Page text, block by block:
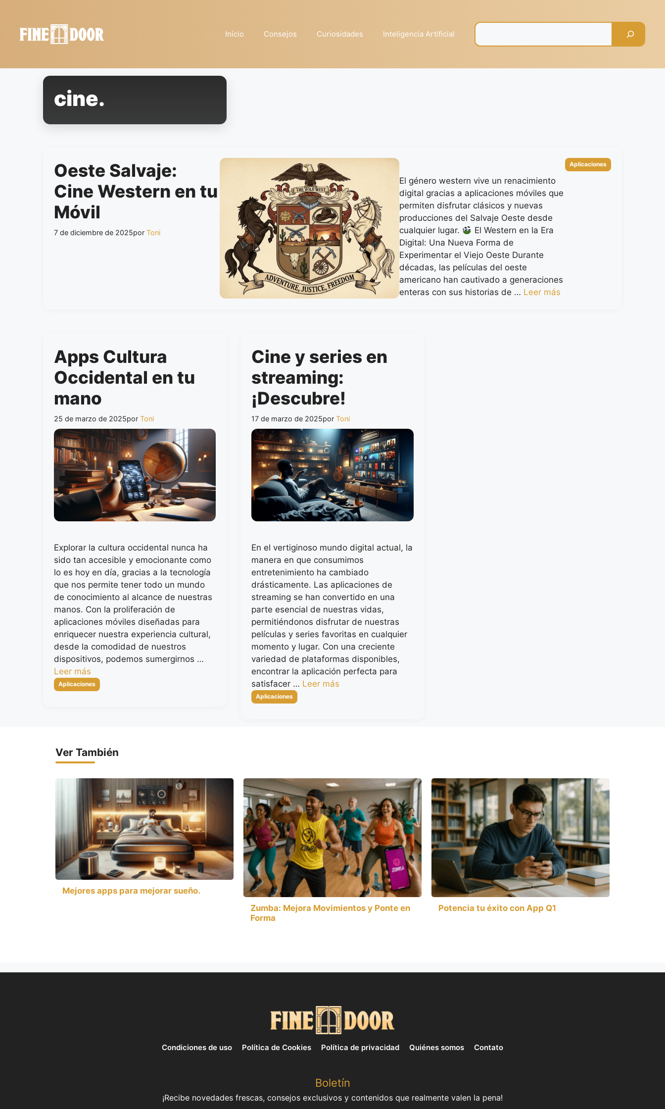
contenido
Início Consejos Curiosidades Inteligencia Artificial
cine.
Oeste Salvaje:
Cine Western en tu
Móvil
7 de diciembre de 2025por Toni
El género western vive un renacimiento
digital gracias a aplicaciones móviles que
permiten disfrutar clásicos y nuevas
producciones del Salvaje Oeste desde
cualquier lugar.
El Western en la Era
Digital: Una Nueva Forma de
Experimentar el Viejo Oeste Durante
décadas, las películas del oeste
americano han cautivado a generaciones
enteras con sus historias de … Leer más
Categorías
Aplicaciones
Apps Cultura
Occidental en tu
mano
25 de marzo de 2025por Toni
Explorar la cultura occidental nunca ha
sido tan accesible y emocionante como
lo es hoy en día, gracias a la tecnología
que nos permite tener todo un mundo
de conocimiento al alcance de nuestras
manos. Con la proliferación de
aplicaciones móviles diseñadas para
enriquecer nuestra experiencia cultural,
desde la comodidad de nuestros
dispositivos, podemos sumergirnos …
Leer más
Categorías
Aplicaciones
Cine y series en
streaming:
¡Descubre!
17 de marzo de 2025porToni
En el vertiginoso mundo digital actual, la
manera en que consumimos
entretenimiento ha cambiado
drásticamente. Las aplicaciones de
streaming se han convertido en una
parte esencial de nuestras vidas,
permitiéndonos disfrutar de nuestras
películas y series favoritas en cualquier
momento y lugar. Con una creciente
variedad de plataformas disponibles,
encontrar la aplicación perfecta para
satisfacer … Leer más
Categorías
Aplicaciones
Ver También
Mejores apps para mejorar sueño.
Zumba: Mejora Movimientos y Ponte en
Forma
Potencia tu éxito con App Q1
Condiciones de uso Política de Cookies Política de privacidad Quiénes somos Contato
Boletín
¡Recibe novedades frescas, consejos exclusivos y contenidos que realmente valen la pena!